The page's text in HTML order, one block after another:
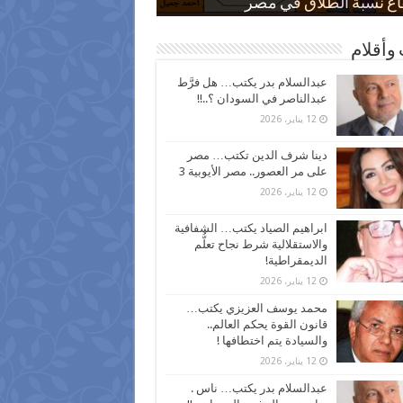
و أنواع الحشرات
بعد ارتفاع الأسعار
نسبة الطلاق في مصر
كاركاتيرية
كاركاتيرية
وأقلام
عبدالسلام بدر يكتب… هل فرَّط
عبدالناصر في السودان ؟..!!
12 يناير، 2026
دينا شرف الدين تكتب… مصر
على مر العصور.. مصر الأيوبية 3
12 يناير، 2026
ابراهيم الصياد يكتب… الشفافية
والاستقلالية شرط نجاح تعلُّم
الديمقراطية!
12 يناير، 2026
محمد يوسف العزيزي يكتب…
قانون القوة يحكم العالم..
والسيادة يتم اختطافها !
12 يناير، 2026
عبدالسلام بدر يكتب… ناس .